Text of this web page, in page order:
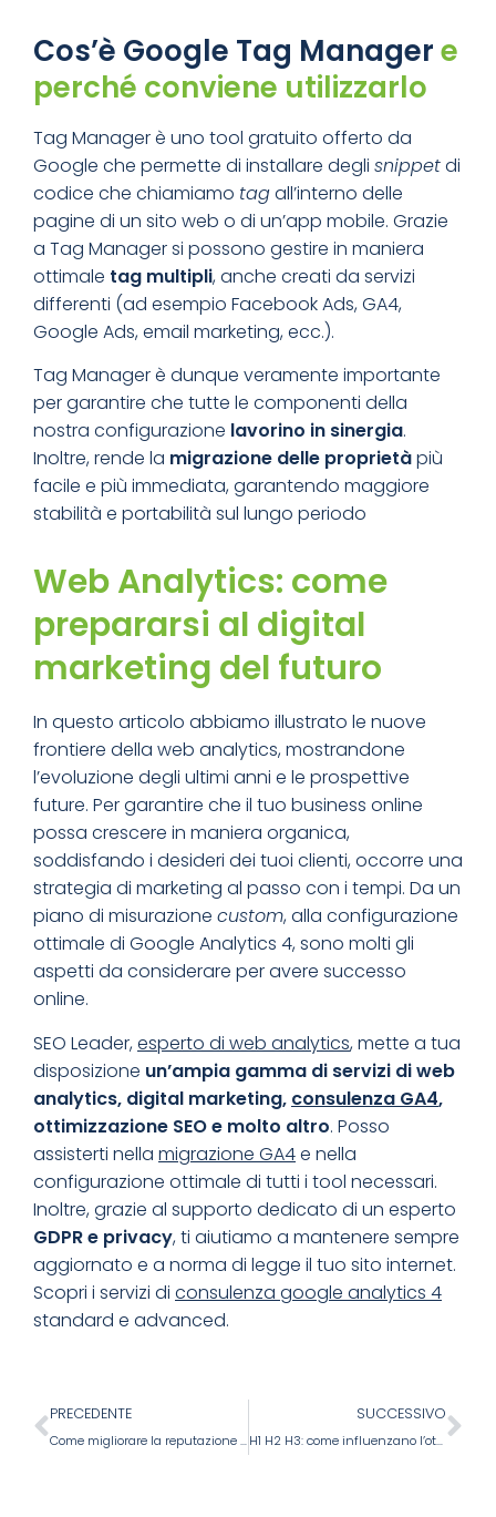
Cos’è Google Tag Managere
perché conviene utilizzarlo
Tag Manager è uno tool gratuito offerto da
Google che permette di installare degli snippetdi
codice che chiamiamo tagall’interno delle
pagine di un sito web o di un’app mobile. Grazie
a Tag Manager si possono gestire in maniera
ottimale tag multipli, anche creati da servizi
differenti (ad esempio Facebook Ads, GA4,
Google Ads, email marketing, ecc.).
Tag Manager è dunque veramente importante
per garantire che tutte le componenti della
nostra configurazione lavorino in sinergia.
Inoltre, rende la migrazione delle proprietàpiù
facile e più immediata, garantendo maggiore
stabilità e portabilità sul lungo periodo
Web Analytics: come
prepararsi al digital
marketing del futuro
In questo articolo abbiamo illustrato le nuove
frontiere della web analytics, mostrandone
l’evoluzione degli ultimi anni e le prospettive
future. Per garantire che il tuo business online
possa crescere in maniera organica,
soddisfando i desideri dei tuoi clienti, occorre una
strategia di marketing al passo con i tempi. Da un
piano di misurazione custom, alla configurazione
ottimale di Google Analytics 4, sono molti gli
aspetti da considerare per avere successo
online.
SEO Leader,esperto di web analytics, mette a tua
disposizione un’ampia gamma di servizi di web
analytics, digital marketing, consulenza GA4,
ottimizzazione SEO e molto altro. Posso
assisterti nella migrazione GA4e nella
configurazione ottimale di tutti i tool necessari.
Inoltre, grazie al supporto dedicato di un esperto
GDPR e privacy, ti aiutiamo a mantenere sempre
aggiornato e a norma di legge il tuo sito internet.
Scopri i servizi di consulenza google analytics 4
standard e advanced.
PRECEDENTE
Come migliorare la reputazione digitale con un esperto del settore
SUCCESSIVO
H1 H2 H3: come influenzano l’ottimizzazione SEO questi tag html